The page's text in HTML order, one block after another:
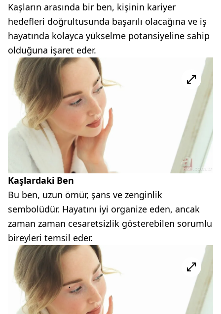
Kaşların arasında bir ben, kişinin kariyer
hedefleri doğrultusunda başarılı olacağına ve iş
hayatında kolayca yükselme potansiyeline sahip
olduğuna işaret eder.
Kaşlardaki Ben
Bu ben, uzun ömür, şans ve zenginlik
sembolüdür. Hayatını iyi organize eden, ancak
zaman zaman cesaretsizlik gösterebilen sorumlu
bireyleri temsil eder.